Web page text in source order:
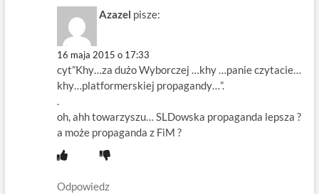
Azazel pisze:
16 maja 2015 o 17:33
cyt”Khy…za dużo Wyborczej …khy …panie czytacie…
khy…platformerskiej propagandy…”.
.
oh, ahh towarzyszu… SLDowska propaganda lepsza ?
a może propaganda z FiM ?
Odpowiedz